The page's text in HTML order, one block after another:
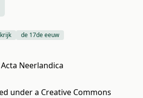
de 17de eeuw
Neerlandica
under a Creative Commons